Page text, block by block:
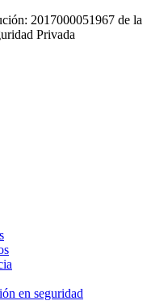
2017000051967 de la
Privada
en seguridad